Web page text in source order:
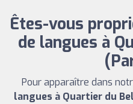
Êtes-vous
de langues à
Pour apparaître dans
langues à Quartier du